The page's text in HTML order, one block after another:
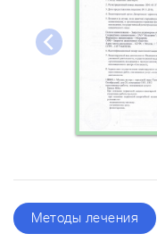
Методы лечения